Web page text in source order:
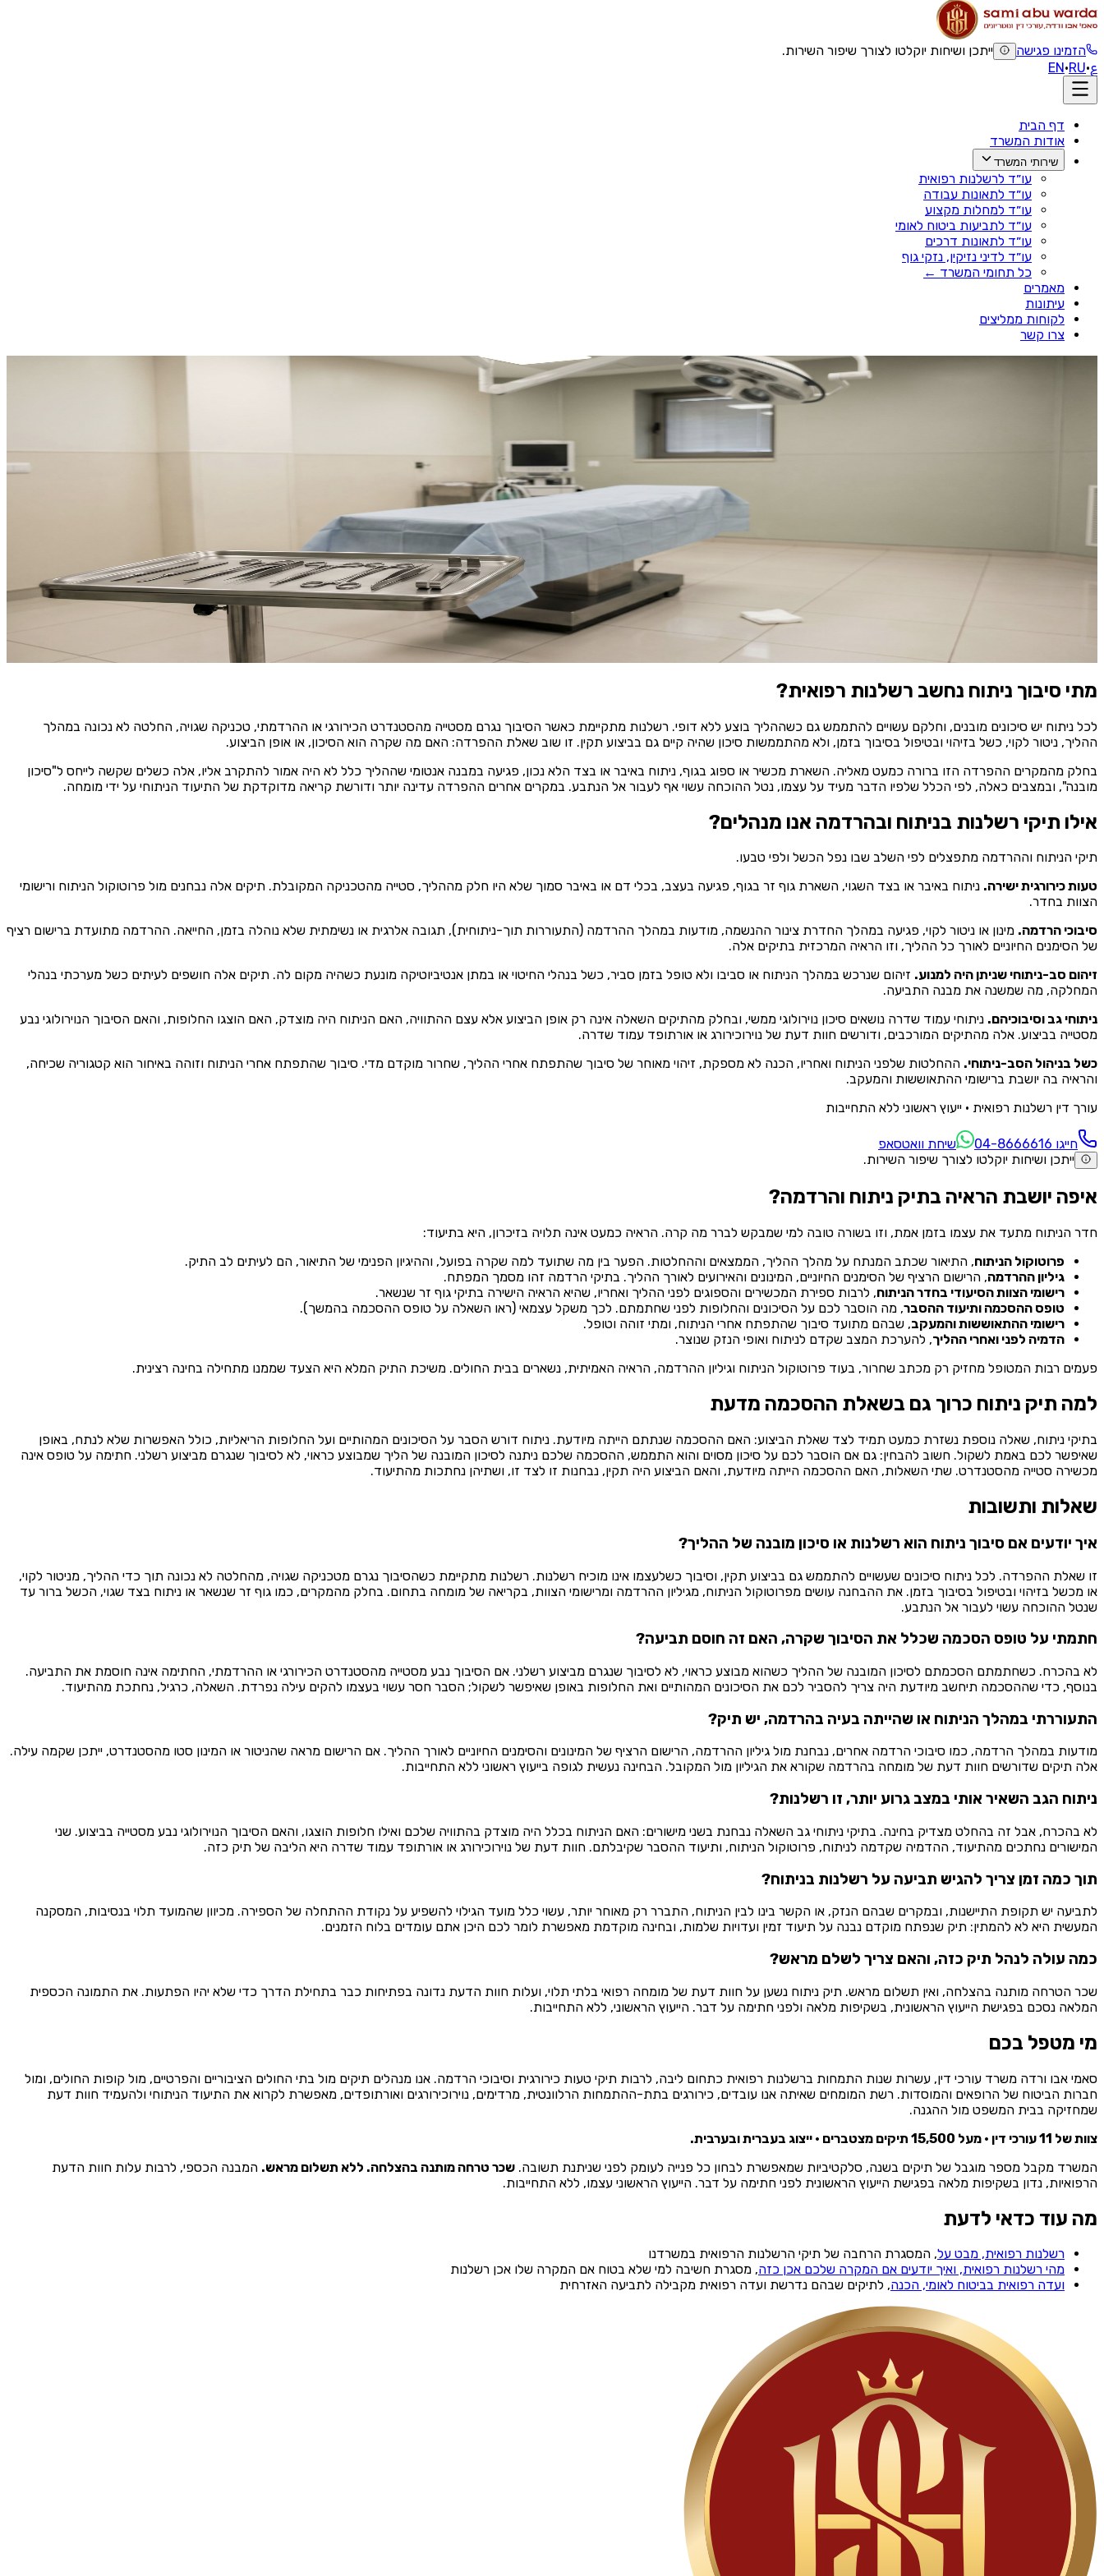
הזמינו פגישה
ייתכן ושיחות יוקלטו לצורך שיפור השירות.
ع·
EN·RU
דף הבית
אודות המשרד
שירותי המשרד
עו״ד לרשלנות רפואית
עו״ד לתאונות עבודה
עו״ד למחלות מקצוע
עו״ד לתביעות ביטוח לאומי
עו״ד לתאונות דרכים
עו״ד לדיני נזיקין, נזקי גוף
כל תחומי המשרד ←
מאמרים
עיתונות
לקוחות ממליצים
צרו קשר
רשלנות רפואית בניתוח ובהרדמה, עורך דין לתיקי טעות כירורגית וסיבוך ניתוחי
נכנסתם לניתוח שהיה אמור להיות שגרתי, ויצאתם עם משהו שלא היה אמור לקרות: פגיעה בעצב, נזק לאיבר סמוך, זיהום שהתפשט, סיבוך בהרדמה, כאב או מגבלה חדשה שלא הייתה קודם. אמרו לכם שזה "סיבוך
ידוע של הניתוח". לפעמים זה נכון, ולפעמים הסיבוך הידוע הזה נגרם דווקא מאופן הביצוע, ולא מהסיכון עצמו. ההבדל בין השניים אינו נמצא בזיכרון שלכם מהיום שאחרי; הוא נמצא בפרוטוקול הניתוח, בגיליון
ההרדמה וברישומי הצוות בחדר הניתוח. חדר הניתוח הוא סביבה מתועדת ומבוקרת, וזו נקודת הפתיחה של כל תיק כזה. עו"ד סאמי אבו ורדה עוסק ברשלנות רפואית עשרות שנים, והצוות שלנו עובד מול רשת
מומחים, כירורגים בתת-ההתמחות הרלוונטית, מרדימים, אורתופדים, נוירוכירורגים, שמאפשרת לקרוא את התיעוד הניתוחי ולהעמיד חוות דעת שמחזיקה בבית המשפט מול ההגנה של בית החולים וחברת הביטוח
ייתכן ושיחות יוקלטו לצורך שיפור השירות.
מתי סיבוך ניתוח נחשב רשלנות רפואית?
לכל ניתוח יש סיכונים מובנים, וחלקם עשויים להתממש גם כשההליך בוצע ללא דופי. רשלנות מתקיימת כאשר הסיבוך נגרם מסטייה מהסטנדרט הכירורגי או ההרדמתי, טכניקה שגויה, החלטה לא נכונה במהלך
ההליך, ניטור לקוי, כשל בזיהוי ובטיפול בסיבוך בזמן, ולא מהתממשות סיכון שהיה קיים גם בביצוע תקין. זו שוב שאלת ההפרדה: האם מה שקרה הוא הסיכון, או אופן הביצוע.
בחלק מהמקרים ההפרדה הזו ברורה כמעט מאליה. השארת מכשיר או ספוג בגוף, ניתוח באיבר או בצד הלא נכון, פגיעה במבנה אנטומי שההליך כלל לא היה אמור להתקרב אליו, אלה כשלים שקשה לייחס ל"סיכון
מובנה", ובמצבים כאלה, לפי הכלל שלפיו הדבר מעיד על עצמו, נטל ההוכחה עשוי אף לעבור אל הנתבע. במקרים אחרים ההפרדה עדינה יותר ודורשת קריאה מדוקדקת של התיעוד הניתוחי על ידי מומחה.
אילו תיקי רשלנות בניתוח ובהרדמה אנו מנהלים?
תיקי הניתוח וההרדמה מתפצלים לפי השלב שבו נפל הכשל ולפי טבעו.
טעות כירורגית ישירה. ניתוח באיבר או בצד השגוי, השארת גוף זר בגוף, פגיעה בעצב, בכלי דם או באיבר סמוך שלא היו חלק מההליך, סטייה מהטכניקה המקובלת. תיקים אלה נבחנים מול פרוטוקול הניתוח ורישומי
הצוות בחדר.
סיבוכי הרדמה. מינון או ניטור לקוי, פגיעה במהלך החדרת צינור ההנשמה, מודעות במהלך ההרדמה (התעוררות תוך-ניתוחית), תגובה אלרגית או נשימתית שלא נוהלה בזמן, החייאה. ההרדמה מתועדת ברישום רציף
של הסימנים החיוניים לאורך כל ההליך, וזו הראיה המרכזית בתיקים אלה.
זיהום סב-ניתוחי שניתן היה למנוע. זיהום שנרכש במהלך הניתוח או סביבו ולא טופל בזמן סביר, כשל בנהלי החיטוי או במתן אנטיביוטיקה מונעת כשהיה מקום לה. תיקים אלה חושפים לעיתים כשל מערכתי בנהלי
המחלקה, מה שמשנה את מבנה התביעה.
ניתוחי גב וסיבוכיהם. ניתוחי עמוד שדרה נושאים סיכון נוירולוגי ממשי, ובחלק מהתיקים השאלה אינה רק אופן הביצוע אלא עצם ההתוויה, האם הניתוח היה מוצדק, האם הוצגו החלופות, והאם הסיבוך הנוירולוגי נבע
מסטייה בביצוע. אלה מהתיקים המורכבים, ודורשים חוות דעת של נוירוכירורג או אורתופד עמוד שדרה.
כשל בניהול הסב-ניתוחי. ההחלטות שלפני הניתוח ואחריו, הכנה לא מספקת, זיהוי מאוחר של סיבוך שהתפתח אחרי ההליך, שחרור מוקדם מדי. סיבוך שהתפתח אחרי הניתוח וזוהה באיחור הוא קטגוריה שכיחה,
והראיה בה יושבת ברישומי ההתאוששות והמעקב.
עורך דין רשלנות רפואית · ייעוץ ראשוני ללא התחייבות
חייגו ⁦04-8666616⁩
שיחת וואטסאפ
ייתכן ושיחות יוקלטו לצורך שיפור השירות.
איפה יושבת הראיה בתיק ניתוח והרדמה?
חדר הניתוח מתעד את עצמו בזמן אמת, וזו בשורה טובה למי שמבקש לברר מה קרה. הראיה כמעט אינה תלויה בזיכרון, היא בתיעוד:
פרוטוקול הניתוח, התיאור שכתב המנתח על מהלך ההליך, הממצאים וההחלטות. הפער בין מה שתועד למה שקרה בפועל, וההיגיון הפנימי של התיאור, הם לעיתים לב התיק.
גיליון ההרדמה, הרישום הרציף של הסימנים החיוניים, המינונים והאירועים לאורך ההליך. בתיקי הרדמה זהו מסמך המפתח.
רישומי הצוות הסיעודי בחדר הניתוח, לרבות ספירת המכשירים והספוגים לפני ההליך ואחריו, שהיא הראיה הישירה בתיקי גוף זר שנשאר.
טופס ההסכמה ותיעוד ההסבר, מה הוסבר לכם על הסיכונים והחלופות לפני שחתמתם. לכך משקל עצמאי (ראו השאלה על טופס ההסכמה בהמשך).
רישומי ההתאוששות והמעקב, שבהם מתועד סיבוך שהתפתח אחרי הניתוח, ומתי זוהה וטופל.
הדמיה לפני ואחרי ההליך, להערכת המצב שקדם לניתוח ואופי הנזק שנוצר.
פעמים רבות המטופל מחזיק רק מכתב שחרור, בעוד פרוטוקול הניתוח וגיליון ההרדמה, הראיה האמיתית, נשארים בבית החולים. משיכת התיק המלא היא הצעד שממנו מתחילה בחינה רצינית.
למה תיק ניתוח כרוך גם בשאלת ההסכמה מדעת
בתיקי ניתוח, שאלה נוספת נשזרת כמעט תמיד לצד שאלת הביצוע: האם ההסכמה שנתתם הייתה מיודעת. ניתוח דורש הסבר על הסיכונים המהותיים ועל החלופות הריאליות, כולל האפשרות שלא לנתח, באופן
שאיפשר לכם באמת לשקול. חשוב להבחין: גם אם הוסבר לכם על סיכון מסוים והוא התממש, ההסכמה שלכם ניתנה לסיכון המובנה של הליך שמבוצע כראוי, לא לסיבוך שנגרם מביצוע רשלני. חתימה על טופס אינה
מכשירה סטייה מהסטנדרט. שתי השאלות, האם ההסכמה הייתה מיודעת, והאם הביצוע היה תקין, נבחנות זו לצד זו, ושתיהן נחתכות מהתיעוד.
שאלות ותשובות
איך יודעים אם סיבוך ניתוח הוא רשלנות או סיכון מובנה של ההליך?
זו שאלת ההפרדה. לכל ניתוח סיכונים שעשויים להתממש גם בביצוע תקין, וסיבוך כשלעצמו אינו מוכיח רשלנות. רשלנות מתקיימת כשהסיבוך נגרם מטכניקה שגויה, מהחלטה לא נכונה תוך כדי ההליך, מניטור לקוי,
או מכשל בזיהוי ובטיפול בסיבוך בזמן. את ההבחנה עושים מפרוטוקול הניתוח, מגיליון ההרדמה ומרישומי הצוות, בקריאה של מומחה בתחום. בחלק מהמקרים, כמו גוף זר שנשאר או ניתוח בצד שגוי, הכשל ברור עד
שנטל ההוכחה עשוי לעבור אל הנתבע.
חתמתי על טופס הסכמה שכלל את הסיבוך שקרה, האם זה חוסם תביעה?
לא בהכרח. כשחתמתם הסכמתם לסיכון המובנה של ההליך כשהוא מבוצע כראוי, לא לסיבוך שנגרם מביצוע רשלני. אם הסיבוך נבע מסטייה מהסטנדרט הכירורגי או ההרדמתי, החתימה אינה חוסמת את התביעה.
בנוסף, כדי שההסכמה תיחשב מיודעת היה צריך להסביר לכם את הסיכונים המהותיים ואת החלופות באופן שאיפשר לשקול; הסבר חסר עשוי בעצמו להקים עילה נפרדת. השאלה, כרגיל, נחתכת מהתיעוד.
התעוררתי במהלך הניתוח או שהייתה בעיה בהרדמה, יש תיק?
מודעות במהלך הרדמה, כמו סיבוכי הרדמה אחרים, נבחנת מול גיליון ההרדמה, הרישום הרציף של המינונים והסימנים החיוניים לאורך ההליך. אם הרישום מראה שהניטור או המינון סטו מהסטנדרט, ייתכן שקמה עילה.
אלה תיקים שדורשים חוות דעת של מומחה בהרדמה שקורא את הגיליון מול המקובל. הבחינה נעשית לגופה בייעוץ ראשוני ללא התחייבות.
ניתוח הגב השאיר אותי במצב גרוע יותר, זו רשלנות?
לא בהכרח, אבל זה בהחלט מצדיק בחינה. בתיקי ניתוחי גב השאלה נבחנת בשני מישורים: האם הניתוח בכלל היה מוצדק בהתוויה שלכם ואילו חלופות הוצגו, והאם הסיבוך הנוירולוגי נבע מסטייה בביצוע. שני
המישורים נחתכים מהתיעוד, ההדמיה שקדמה לניתוח, פרוטוקול הניתוח, ותיעוד ההסבר שקיבלתם. חוות דעת של נוירוכירורג או אורתופד עמוד שדרה היא הליבה של תיק כזה.
תוך כמה זמן צריך להגיש תביעה על רשלנות בניתוח?
לתביעה יש תקופת התיישנות, ובמקרים שבהם הנזק, או הקשר בינו לבין הניתוח, התברר רק מאוחר יותר, עשוי כלל מועד הגילוי להשפיע על נקודת ההתחלה של הספירה. מכיוון שהמועד תלוי בנסיבות, המסקנה
המעשית היא לא להמתין: תיק שנפתח מוקדם נבנה על תיעוד זמין ועדויות שלמות, ובחינה מוקדמת מאפשרת לומר לכם היכן אתם עומדים בלוח הזמנים.
כמה עולה לנהל תיק כזה, והאם צריך לשלם מראש?
שכר הטרחה מותנה בהצלחה, ואין תשלום מראש. תיק ניתוח נשען על חוות דעת של מומחה רפואי בלתי תלוי, ועלות חוות הדעת נדונה בפתיחות כבר בתחילת הדרך כדי שלא יהיו הפתעות. את התמונה הכספית
המלאה נסכם בפגישת הייעוץ הראשונית, בשקיפות מלאה ולפני חתימה על דבר. הייעוץ הראשוני, ללא התחייבות.
מי מטפל בכם
סאמי אבו ורדה משרד עורכי דין, עשרות שנות התמחות ברשלנות רפואית כתחום ליבה, לרבות תיקי טעות כירורגית וסיבוכי הרדמה. אנו מנהלים תיקים מול בתי החולים הציבוריים והפרטיים, מול קופות החולים, ומול
חברות הביטוח של הרופאים והמוסדות. רשת המומחים שאיתה אנו עובדים, כירורגים בתת-ההתמחות הרלוונטית, מרדימים, נוירוכירורגים ואורתופדים, מאפשרת לקרוא את התיעוד הניתוחי ולהעמיד חוות דעת
שמחזיקה בבית המשפט מול ההגנה.
צוות של 11 עורכי דין · מעל 15,500 תיקים מצטברים · ייצוג בעברית ובערבית.
המשרד מקבל מספר מוגבל של תיקים בשנה, סלקטיביות שמאפשרת לבחון כל פנייה לעומק לפני שניתנת תשובה. שכר טרחה מותנה בהצלחה. ללא תשלום מראש. המבנה הכספי, לרבות עלות חוות הדעת
הרפואיות, נדון בשקיפות מלאה בפגישת הייעוץ הראשונית לפני חתימה על דבר. הייעוץ הראשוני עצמו, ללא התחייבות.
מה עוד כדאי לדעת
רשלנות רפואית, מבט על, המסגרת הרחבה של תיקי הרשלנות הרפואית במשרדנו
מהי רשלנות רפואית, ואיך יודעים אם המקרה שלכם אכן כזה, מסגרת חשיבה למי שלא בטוח אם המקרה שלו אכן רשלנות
ועדה רפואית בביטוח לאומי, הכנה, לתיקים שבהם נדרשת ועדה רפואית מקבילה לתביעה האזרחית